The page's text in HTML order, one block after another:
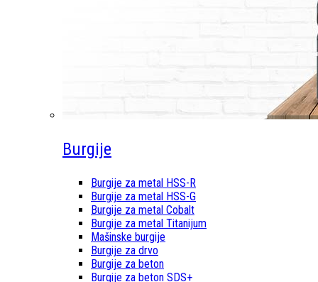
Burgije
Burgije za metal HSS-R
Burgije za metal HSS-G
Burgije za metal Cobalt
Burgije za metal Titanijum
Mašinske burgije
Burgije za drvo
Burgije za beton
Burgije za beton SDS+